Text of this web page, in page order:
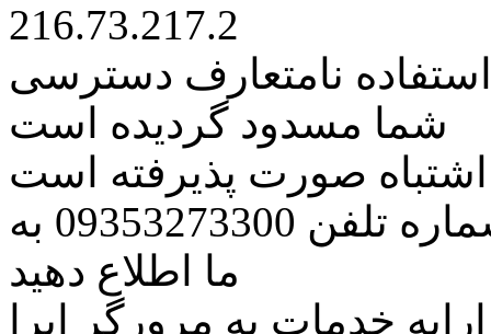
216.73.217.2
نامتعارف دسترسی
شما مسدود گردیده است
اشتباه صورت پذیرفته است
مراتب این مسئله را از طریق شماره تلفن 09353273300 به
ما اطلاع دهید
خدمات به مرورگر اپرا